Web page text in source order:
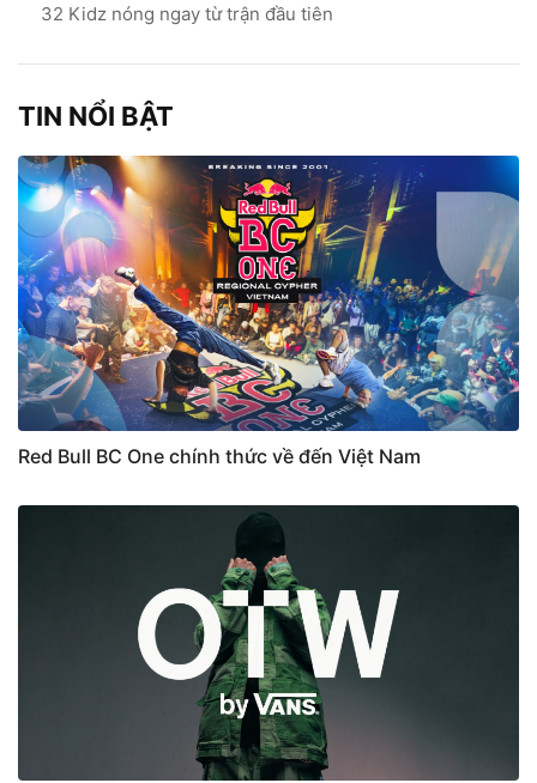
32 Kidz nóng ngay từ trận đầu tiên
TIN NỔI BẬT
Red Bull BC One chính thức về đến Việt Nam